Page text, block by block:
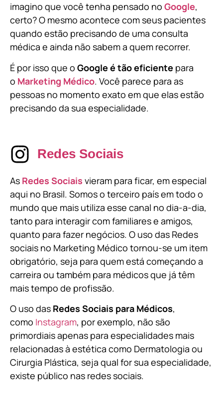
imagino que você tenha pensado no Google,
certo? O mesmo acontece com seus pacientes
quando estão precisando de uma consulta
médica e ainda não sabem a quem recorrer.
É por isso que o Google é tão eficiente para
o Marketing Médico. Você parece para as
pessoas no momento exato em que elas estão
precisando da sua especialidade.
Redes Sociais
As Redes Sociais vieram para ficar, em especial
aqui no Brasil. Somos o terceiro país em todo o
mundo que mais utiliza esse canal no dia-a-dia,
tanto para interagir com familiares e amigos,
quanto para fazer negócios. O uso das Redes
sociais no Marketing Médico tornou-se um item
obrigatório, seja para quem está começando a
carreira ou também para médicos que já têm
mais tempo de profissão.
O uso das Redes Sociais para Médicos,
como Instagram, por exemplo, não são
primordiais apenas para especialidades mais
relacionadas à estética como Dermatologia ou
Cirurgia Plástica, seja qual for sua especialidade,
existe público nas redes sociais.